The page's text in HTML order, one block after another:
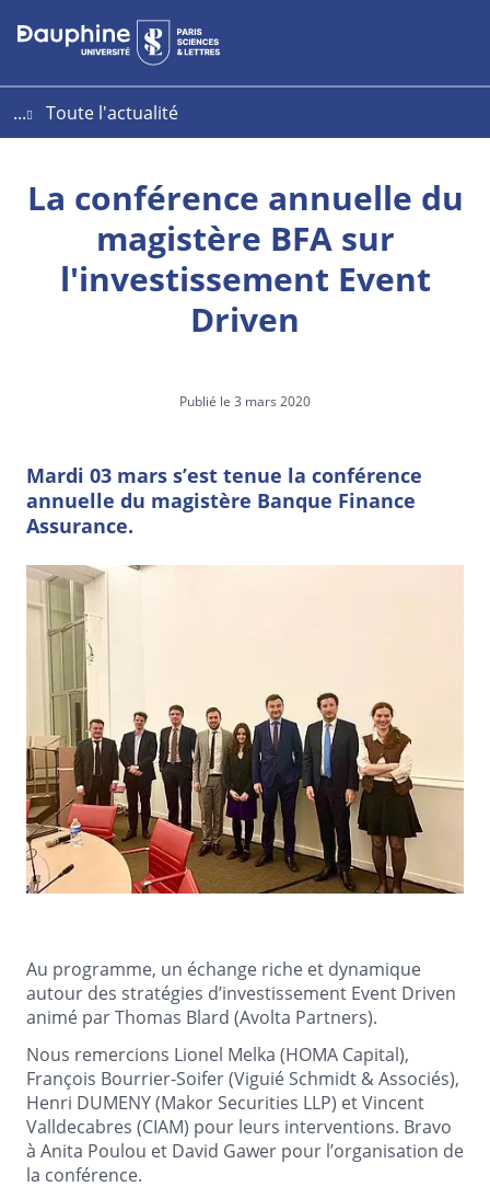
Aller
au
Aller
au
Plan
du
...
Toute l'actualité
La conférence annuelle du
magistère BFA sur
l'investissement Event
Driven
Publié le 3 mars 2020
Mardi 03 mars s’est tenue la conférence
annuelle du magistère Banque Finance
Assurance.
Au programme, un échange riche et dynamique
autour des stratégies d’investissement Event Driven
animé par Thomas Blard (Avolta Partners).
Nous remercions Lionel Melka (HOMA Capital),
François Bourrier-Soifer (Viguié Schmidt & Associés),
Henri DUMENY (Makor Securities LLP) et Vincent
Valldecabres (CIAM) pour leurs interventions. Bravo
à Anita Poulou et David Gawer pour l’organisation de
la conférence.